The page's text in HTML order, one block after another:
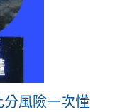
風險一次懂